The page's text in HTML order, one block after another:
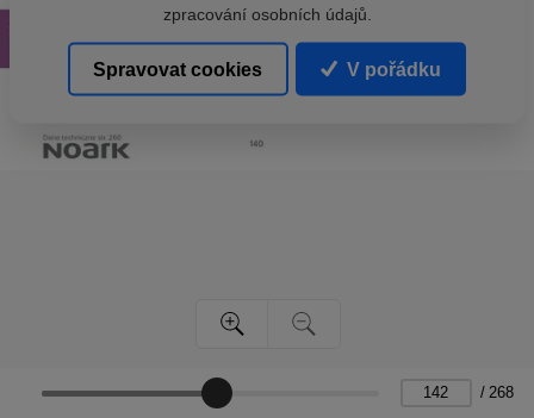
/ 268
zpracování osobních údajů.
Spravovat cookies V pořádku